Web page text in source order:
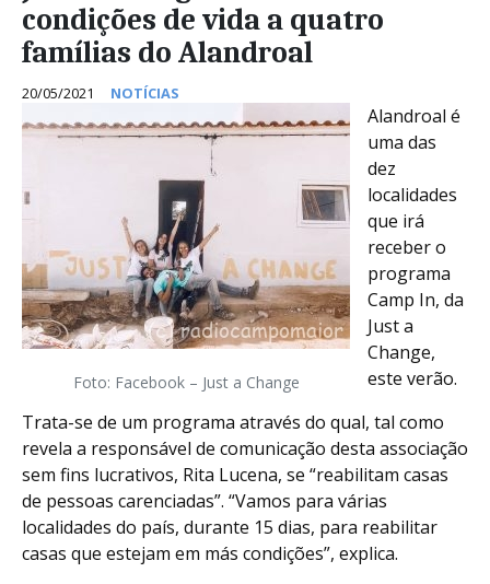
condições de vida a quatro
famílias do Alandroal
20/05/2021 NOTÍCIAS
Foto: Facebook – Just a Change
Alandroal é
uma das
dez
localidades
que irá
receber o
programa
Camp In, da
Just a
Change,
este verão.
Trata-se de um programa através do qual, tal como
revela a responsável de comunicação desta associação
sem fins lucrativos, Rita Lucena, se “reabilitam casas
de pessoas carenciadas”. “Vamos para várias
localidades do país, durante 15 dias, para reabilitar
casas que estejam em más condições”, explica.